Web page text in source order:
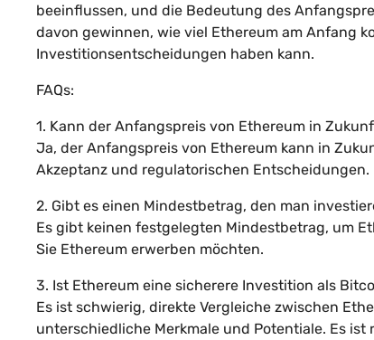
beeinflussen, und die Bedeutung des
davon gewinnen, wie viel Ethereum am Anfang
Investitionsentscheidungen haben kann.
FAQs:
1. Kann der Anfangspreis von Ethereum in
Ja, der Anfangspreis von Ethereum kann in
Akzeptanz und regulatorischen Entscheidungen.
2. Gibt es einen Mindestbetrag, den man
Es gibt keinen festgelegten Mindestbetrag, um
Sie Ethereum erwerben möchten.
3. Ist Ethereum eine sicherere Investition als
Es ist schwierig, direkte Vergleiche zwischen
unterschiedliche Merkmale und Potentiale. Es